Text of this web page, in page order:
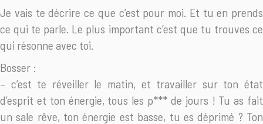
Je vais te décrire ce que c’est pour moi. Et tu en prends
ce qui te parle. Le plus important c’est que tu trouves ce
qui résonne avec toi.
Bosser :
– c’est te réveiller le matin, et travailler sur ton état
d’esprit et ton énergie, tous les p*** de jours ! Tu as fait
un sale rêve, ton énergie est basse, tu es déprimé ? Ton